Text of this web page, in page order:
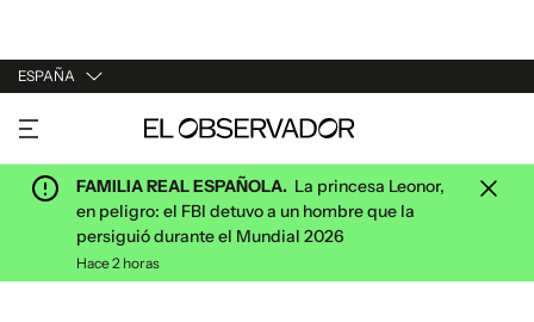
ESPAÑA
URUGUAY
ARGENTINA
ESPAÑA
ESTADOS UNIDOS
FAMILIA REAL ESPAÑOLA. La princesa Leonor,
en peligro: el FBI detuvo a un hombre que la
persiguió durante el Mundial 2026
Hace 2 horas